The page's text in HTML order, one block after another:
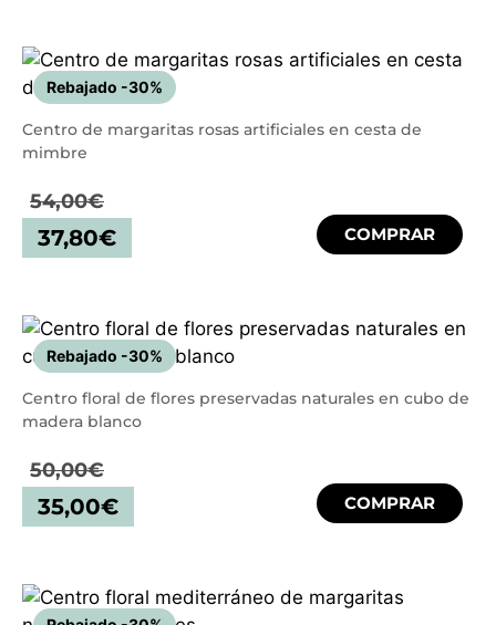
Rebajado -30%
Centro de margaritas rosas artificiales en cesta de
mimbre
54,00€
37,80€ COMPRAR
Rebajado -30%
Centro floral de flores preservadas naturales en cubo de
madera blanco
50,00€
35,00€ COMPRAR